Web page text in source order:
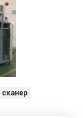
сканер